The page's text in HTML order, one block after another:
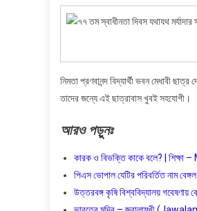
নিমতা প্রণবানন্দ বিদ্যার্থী ভবন মেধাবী
তাদের জন্যে এই ছাত্রাবাস খুবই সহযোগী।
আরও পড়ুনঃ
কারক ও বিভক্তি কাকে বলে? |
পিএস ভোপাল যেটির পরিবর্তিত নাম
উত্তরবঙ্গ কৃষি বিশ্ববিদ্যালয় গবেষণায়